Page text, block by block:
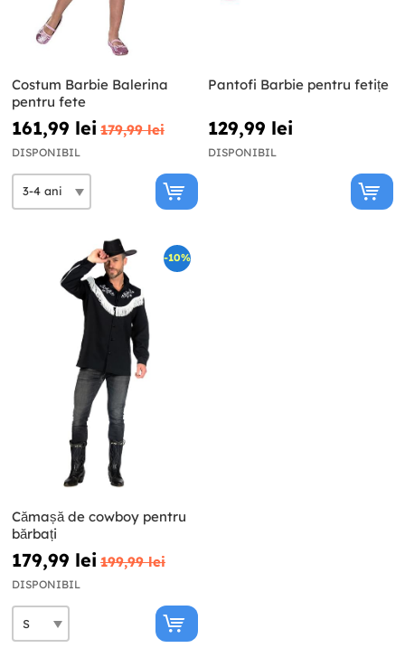
Costum Barbie Balerina
pentru fete
161,99 lei 179,99 lei
DISPONIBIL
Pantofi Barbie pentru fetițe
129,99 lei
DISPONIBIL
-10%
Cămașă de cowboy pentru
bărbați
179,99 lei 199,99 lei
DISPONIBIL